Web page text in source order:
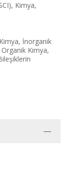
Kimya,
İnorganik
Kimya,